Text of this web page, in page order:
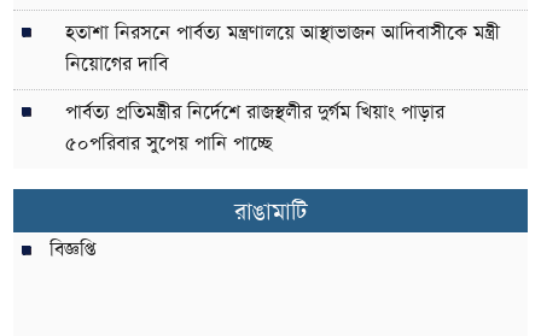
হতাশা নিরসনে পার্বত্য মন্ত্রণালয়ে আস্থাভাজন আদিবাসীকে মন্ত্রী
নিয়োগের দাবি
পার্বত্য প্রতিমন্ত্রীর নির্দেশে রাজস্থলীর দুর্গম খিয়াং পাড়ার
৫০পরিবার সুপেয় পানি পাচ্ছে
রাঙামাটি
বিজ্ঞপ্তি